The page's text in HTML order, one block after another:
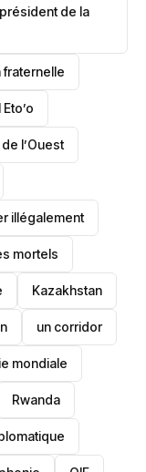
de la
fraternelle
l’Ouest
illégalement
mortels
Kazakhstan
un corridor
mondiale
Rwanda